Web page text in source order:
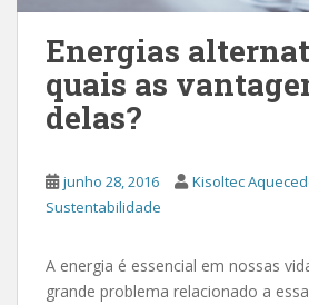
Energias
quais as
delas?
junho 28, 2016
Kisoltec
Sustentabilidade
A energia é essencial em nossas
grande problema relacionado a